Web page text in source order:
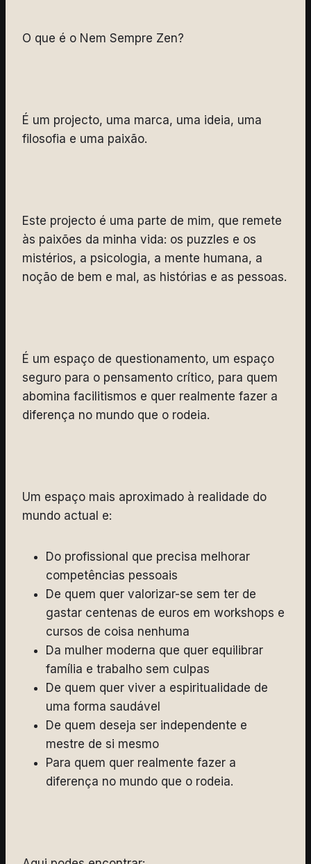
O que é o Nem Sempre Zen?
É um projecto, uma marca, uma ideia, uma
filosofia e uma paixão.
Este projecto é uma parte de mim, que remete
às paixões da minha vida: os puzzles e os
mistérios, a psicologia, a mente humana, a
noção de bem e mal, as histórias e as pessoas.
É um espaço de questionamento, um espaço
seguro para o pensamento crítico, para quem
abomina facilitismos e quer realmente fazer a
diferença no mundo que o rodeia.
Um espaço mais aproximado à realidade do
mundo actual e:
Do profissional que precisa melhorar
competências pessoais
De quem quer valorizar-se sem ter de
gastar centenas de euros em workshops e
cursos de coisa nenhuma
Da mulher moderna que quer equilibrar
família e trabalho sem culpas
De quem quer viver a espiritualidade de
uma forma saudável
De quem deseja ser independente e
mestre de si mesmo
Para quem quer realmente fazer a
diferença no mundo que o rodeia.